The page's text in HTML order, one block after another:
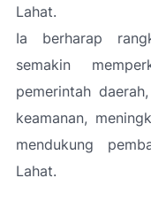
Lahat.
Ia berharap
semakin
pemerintah
keamanan,
mendukung
Lahat.